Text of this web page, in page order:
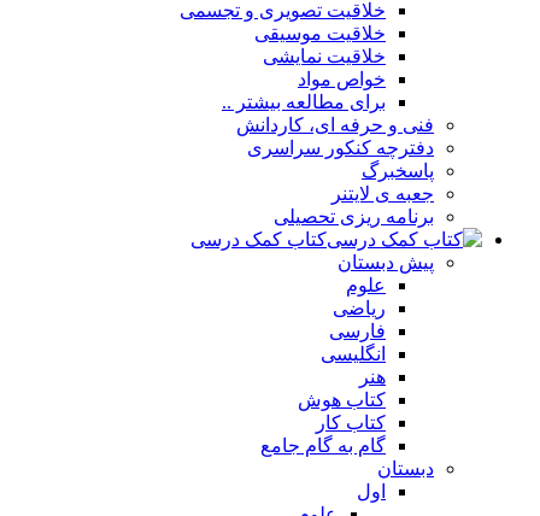
خلاقیت تصویری و تجسمی
خلاقیت موسیقی
خلاقیت نمایشی
خواص مواد
برای مطالعه بیشتر ..
فنی و حرفه ای، کاردانش
دفترچه کنکور سراسری
پاسخبرگ
جعبه ی لایتنر
برنامه ریزی تحصیلی
کتاب کمک درسی
پیش دبستان
علوم
ریاضی
فارسی
انگلیسی
هنر
کتاب هوش
کتاب کار
گام به گام جامع
دبستان
اول